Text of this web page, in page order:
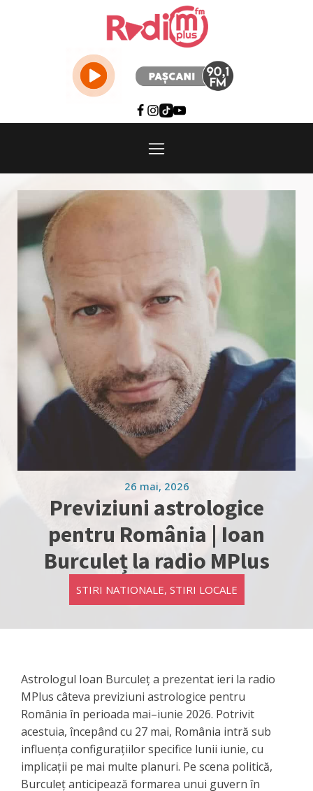
26 mai, 2026
Previziuni astrologice
pentru România | Ioan
Burculeț la radio MPlus
STIRI NATIONALE, STIRI LOCALE
Astrologul Ioan Burculeț a prezentat ieri la radio
MPlus câteva previziuni astrologice pentru
România în perioada mai–iunie 2026. Potrivit
acestuia, începând cu 27 mai, România intră sub
influența configurațiilor specifice lunii iunie, cu
implicații pe mai multe planuri. Pe scena politică,
Burculeț anticipează formarea unui guvern în